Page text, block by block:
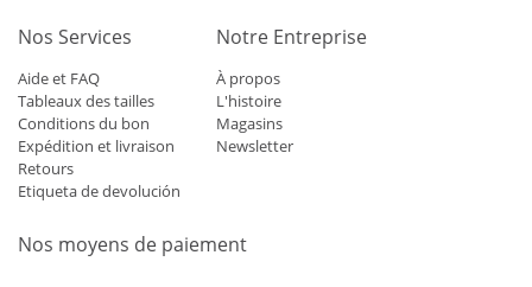
Nos Services
Aide et FAQ
Tableaux des tailles
Conditions du bon
Expédition et livraison
Retours
Etiqueta de devolución
Notre Entreprise
À propos
L'histoire
Magasins
Newsletter
Nos moyens de paiement